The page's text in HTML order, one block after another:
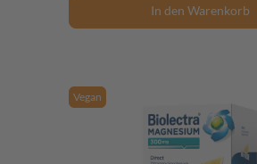
In den Warenkorb
Vegan